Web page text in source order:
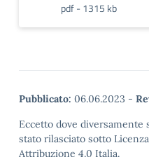
pdf - 1315 kb
Pubblicato: 06.06.2023 -
Eccetto dove diversamente
stato rilasciato sotto
Attribuzione 4.0 Italia.